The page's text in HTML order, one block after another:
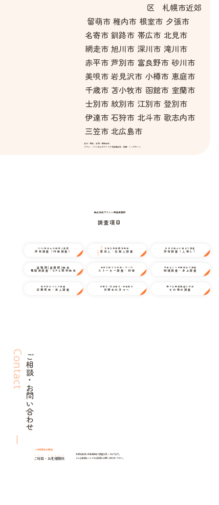
区 札幌市近郊
留萌市 稚内市 根室市 夕張市
名寄市 釧路市 帯広市 北見市
網走市 旭川市 深川市 滝川市
赤平市 芦別市 富良野市 砂川市
美唄市 岩見沢市 小樽市 恵庭市
千歳市 苫小牧市 函館市 室蘭市
士別市 紋別市 江別市 登別市
伊達市 石狩市 北斗市 歌志内市
三笠市 北広島市
東北・関東・東海・関西全域
グアム・ハワイおよびアメリカ合衆国全域・韓国・シンガポール
株式会社アイシン探偵事務所
調査項目
1000件以上の経験と実績
浮気調査（行動調査）
万全な情報網を駆使
家出人・失踪人調査
日本の端から端まで調査
所在調査（人探し）
盗聴器(盗撮器)発見
電磁波調査・GPS器材発見
状況に応じた対応ノウハウ
ストーカー調査・対策
不安なことを細部まで調査
結婚調査・身上調査
取引前にリスク回避
企業信用・法人調査
弁護士/司法書士/行政書士
弁護士の方々へ
様々な探偵調査に対応
その他の調査
ご相談・お問い合わせ
Contact
24時間年中無休
ご相談 ・ お見積無料
札幌を拠点に北海道全域で調査を承っております。
どんな些細なことでもお気軽にお問い合わせください。